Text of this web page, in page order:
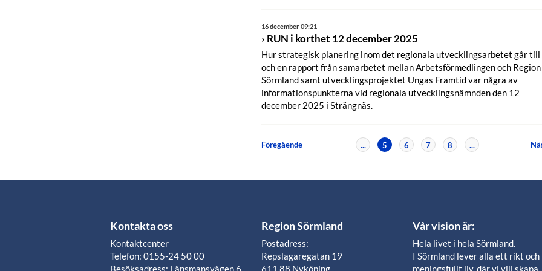
16 december 09:21
RUN i korthet 12 december 2025
Hur strategisk planering inom det regionala utvecklingsarbetet går till
och en rapport från samarbetet mellan Arbetsförmedlingen och Region
Sörmland samt utvecklingsprojektet Ungas Framtid var några av
informationspunkterna vid regionala utvecklingsnämnden den 12
december 2025 i Strängnäs.
Föregående ... 5 6 7 8 ...
Kontakta oss
Kontaktcenter
Telefon: 0155-24 50 00
Besöksadress: Länsmansvägen 6,
Region Sörmland
Postadress:
Repslagaregatan 19
611 88 Nyköping
Vår vision är:
Hela livet i hela Sörmland.
I Sörmland lever alla ett rikt och
meningsfullt liv, där vi vill skapa